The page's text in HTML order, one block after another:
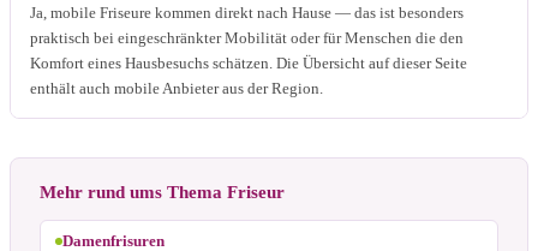
Ja, mobile Friseure kommen direkt nach Hause — das ist besonders
praktisch bei eingeschränkter Mobilität oder für Menschen die den
Komfort eines Hausbesuchs schätzen. Die Übersicht auf dieser Seite
enthält auch mobile Anbieter aus der Region.
Mehr rund ums Thema Friseur
Damenfrisuren